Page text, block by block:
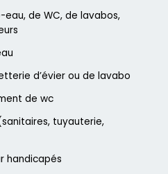
de WC, de lavabos,
d’évier ou de lavabo
de wc
tuyauterie,
handicapés